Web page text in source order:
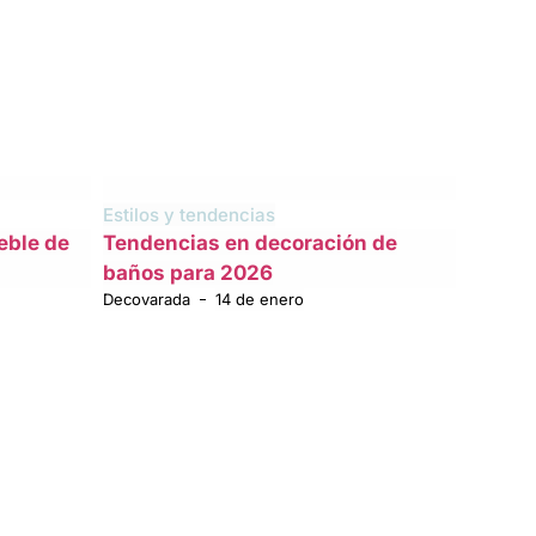
de
Estilos y tendencias
Tendencias en decoración de
baños para 2026
Decovarada 14 de enero